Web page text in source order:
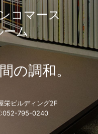
コマース
ーム
の調和。
栄ビルディング2F
795-0240